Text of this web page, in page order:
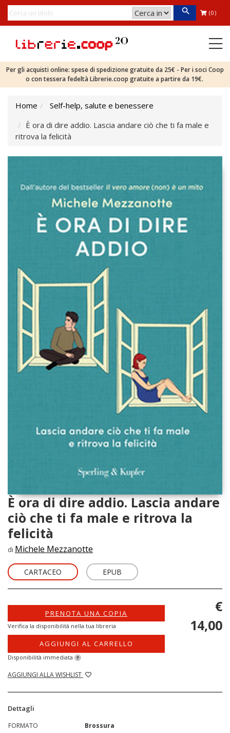
(0)
Per gli acquisti online: spese di spedizione gratuite da 25€ - Per i soci Coop
o con tessera fedeltà Librerie.coop gratuite a partire da 19€.
Home
Self-help, salute e benessere
È ora di dire addio. Lascia andare ciò che ti fa male e
ritrova la felicità
È ora di dire addio. Lascia andare
ciò che ti fa male e ritrova la
felicità
di Michele Mezzanotte
CARTACEO EPUB
PRENOTA UNA COPIA
Verifica la disponibilità nella tua libreria
AGGIUNGI AL CARRELLO
Disponibilità immediata ?
AGGIUNGI ALLA WISHLIST
€
14,00
Dettagli
FORMATO
Brossura